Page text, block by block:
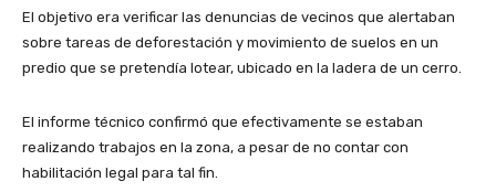
El objetivo era verificar las denuncias de vecinos que alertaban
sobre tareas de deforestación y movimiento de suelos en un
predio que se pretendía lotear, ubicado en la ladera de un cerro.
El informe técnico confirmó que efectivamente se estaban
realizando trabajos en la zona, a pesar de no contar con
habilitación legal para tal fin.